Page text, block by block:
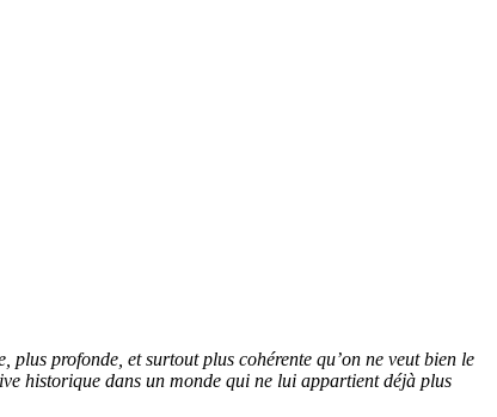
plus profonde, et surtout plus cohérente qu’on ne veut bien le
historique dans un monde qui ne lui appartient déjà plus